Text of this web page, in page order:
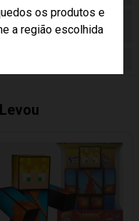
os produtos e
a região escolhida